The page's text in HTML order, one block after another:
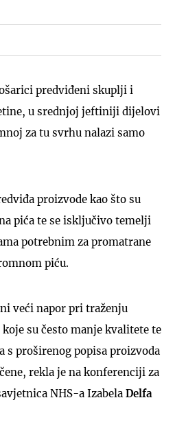
predviđeni skuplji i
u srednjoj jeftiniji dijelovi
za tu svrhu nalazi samo
proizvode kao što su
pića te se isključivo temelji
potrebnim za promatrane
piću.
veći napor pri traženju
su često manje kvalitete te
s proširenog popisa proizvoda
rekla je na konferenciji za
NHS-a Izabela Delfa